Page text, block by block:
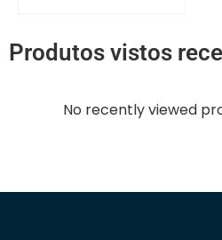
Produtos vistos
No recently viewed